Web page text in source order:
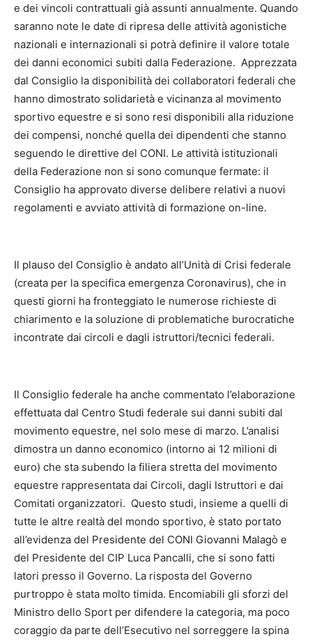
e dei vincoli contrattuali già assunti annualmente. Quando
saranno note le date di ripresa delle attività agonistiche
nazionali e internazionali si potrà definire il valore totale
dei danni economici subiti dalla Federazione. Apprezzata
dal Consiglio la disponibilità dei collaboratori federali che
hanno dimostrato solidarietà e vicinanza al movimento
sportivo equestre e si sono resi disponibili alla riduzione
dei compensi, nonché quella dei dipendenti che stanno
seguendo le direttive del CONI. Le attività istituzionali
della Federazione non si sono comunque fermate: il
Consiglio ha approvato diverse delibere relativi a nuovi
regolamenti e avviato attività di formazione on-line.
Il plauso del Consiglio è andato all’Unità di Crisi federale
(creata per la specifica emergenza Coronavirus), che in
questi giorni ha fronteggiato le numerose richieste di
chiarimento e la soluzione di problematiche burocratiche
incontrate dai circoli e dagli istruttori/tecnici federali.
Il Consiglio federale ha anche commentato l’elaborazione
effettuata dal Centro Studi federale sui danni subiti dal
movimento equestre, nel solo mese di marzo. L’analisi
dimostra un danno economico (intorno ai 12 milioni di
euro) che sta subendo la filiera stretta del movimento
equestre rappresentata dai Circoli, dagli Istruttori e dai
Comitati organizzatori. Questo studi, insieme a quelli di
tutte le altre realtà del mondo sportivo, è stato portato
all’evidenza del Presidente del CONI Giovanni Malagò e
del Presidente del CIP Luca Pancalli, che si sono fatti
latori presso il Governo. La risposta del Governo
purtroppo è stata molto timida. Encomiabili gli sforzi del
Ministro dello Sport per difendere la categoria, ma poco
coraggio da parte dell’Esecutivo nel sorreggere la spina